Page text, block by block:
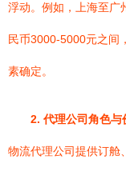
浮动。例如，上海至广
民币3000-5000元之间
素确定。
2. 代理公司角色与
物流代理公司提供订舱